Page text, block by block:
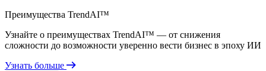
Преимущества TrendAI™
Узнайте о преимуществах TrendAI™ — от снижения
сложности до возможности уверенно вести бизнес в эпоху ИИ
Узнать больше